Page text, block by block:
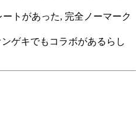
トがあった, 完全ノーマーク
ンゲキでもコラボがあるらし